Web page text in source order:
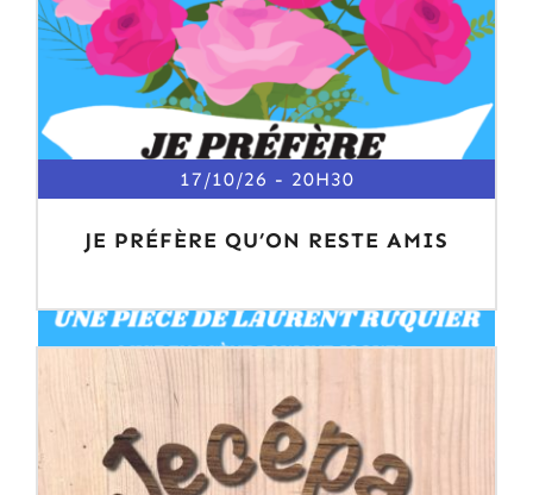
17/10/26 20H30
JE PRÉFÈRE QU’ON RESTE AMIS